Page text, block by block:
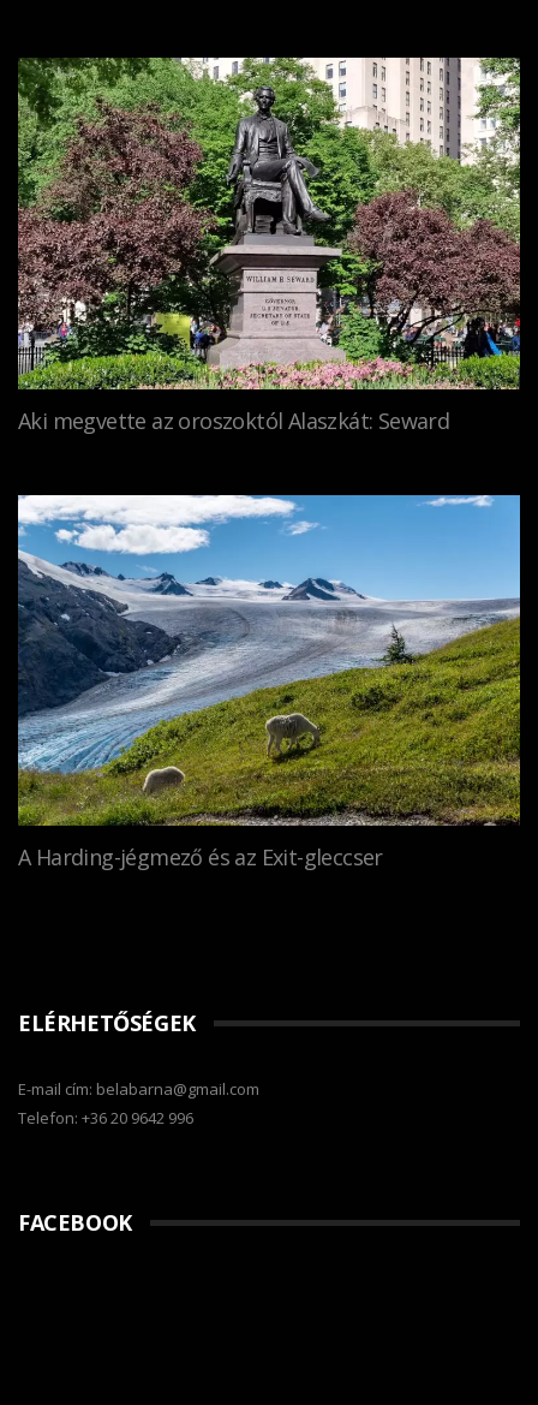
Aki megvette az oroszoktól Alaszkát: Seward
A Harding-jégmező és az Exit-gleccser
ELÉRHETŐSÉGEK
E-mail cím: belabarna@gmail.com
Telefon: +36 20 9642 996
FACEBOOK